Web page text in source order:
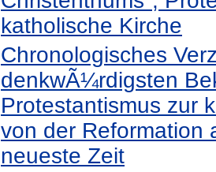
katholische Kirche
Chronologisches
denkwÃ¼rdigsten
Protestantismus zur
von der Reformation
neueste Zeit